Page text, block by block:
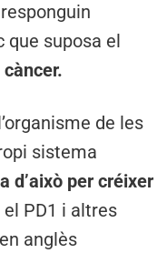
que suposa el
de les
sistema
d’això per créixer
PD1 i altres
anglès